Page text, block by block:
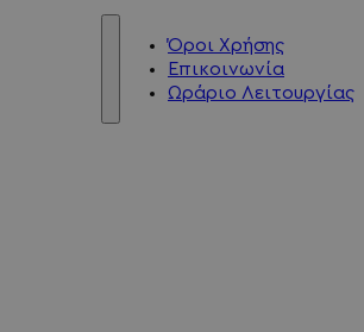
Όροι Χρήσης
Επικοινωνία
Ωράριο Λειτουργίας